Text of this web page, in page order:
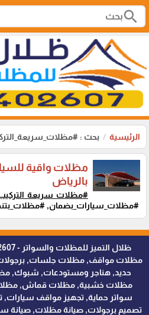
search
الرئيسية بحث :
مظلات واقية
بالرياض
#مظلات_سيارات_بضمان,
مظلات مواقف, مظلات جلسات,
حديد, هناجر ومستودعات, شبوك,
مظلات خشبية, مظلات قماش,
سواتر حماية, تجهيز مواقف
تصميم برجولات, صيانة مظلات, صيانة